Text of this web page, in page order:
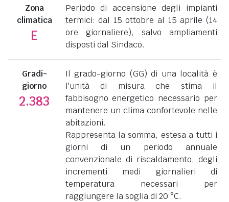
Zona
climatica
E
Periodo di accensione degli impianti
termici: dal 15 ottobre al 15 aprile (14
ore giornaliere), salvo ampliamenti
disposti dal Sindaco.
Gradi-
giorno
2.383
Il grado-giorno (GG) di una località è
l'unità di misura che stima il
fabbisogno energetico necessario per
mantenere un clima confortevole nelle
abitazioni.
Rappresenta la somma, estesa a tutti i
giorni di un periodo annuale
convenzionale di riscaldamento, degli
incrementi medi giornalieri di
temperatura necessari per
raggiungere la soglia di 20 °C.